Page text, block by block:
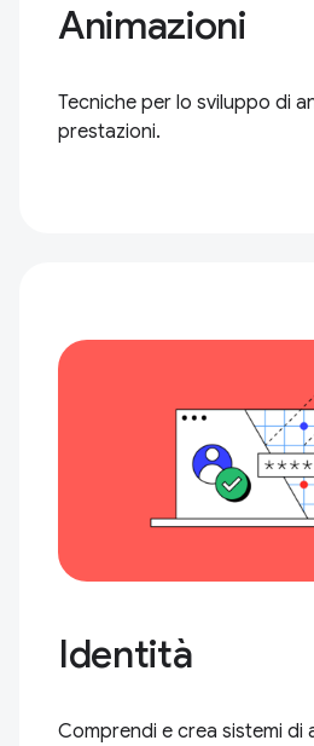
Animazioni
Tecniche per lo sviluppo di
prestazioni.
Identità
Comprendi e crea sistemi di